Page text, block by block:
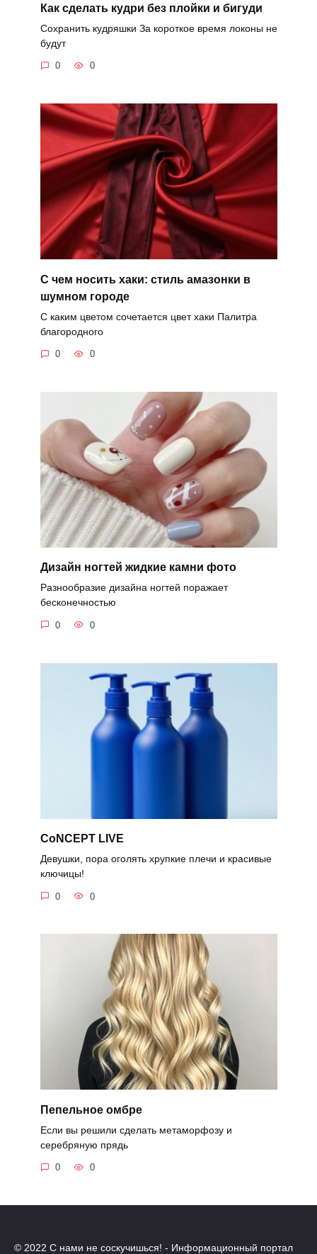
Как сделать кудри без плойки и бигуди
Сохранить кудряшки За короткое время локоны не
будут
0 0
С чем носить хаки: стиль амазонки в
шумном городе
С каким цветом сочетается цвет хаки Палитра
благородного
0 0
Дизайн ногтей жидкие камни фото
Разнообразие дизайна ногтей поражает
бесконечностью
0 0
CoNCEPT LIVE
Девушки, пора оголять хрупкие плечи и красивые
ключицы!
0 0
Пепельное омбре
Если вы решили сделать метаморфозу и
серебряную прядь
0 0
© 2022 С нами не соскучишься! - Информационный портал